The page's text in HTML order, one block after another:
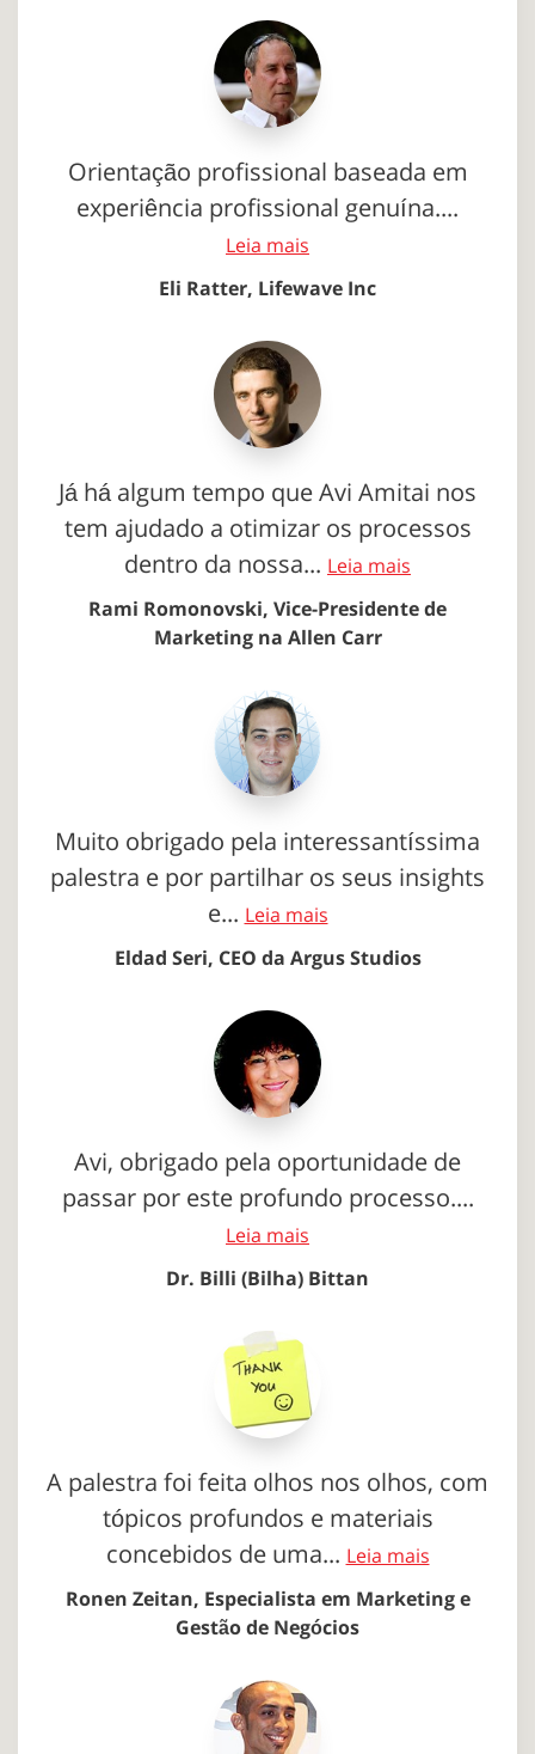
Orientação profissional baseada em
experiência profissional genuína....
Leia mais
Eli Ratter, Lifewave Inc
Já há algum tempo que Avi Amitai nos
tem ajudado a otimizar os processos
dentro da nossa... Leia mais
Rami Romonovski, Vice-Presidente de
Marketing na Allen Carr
Muito obrigado pela interessantíssima
palestra e por partilhar os seus insights
e... Leia mais
Eldad Seri, CEO da Argus Studios
Avi, obrigado pela oportunidade de
passar por este profundo processo....
Leia mais
Dr. Billi (Bilha) Bittan
A palestra foi feita olhos nos olhos, com
tópicos profundos e materiais
concebidos de uma... Leia mais
Ronen Zeitan, Especialista em Marketing e
Gestão de Negócios